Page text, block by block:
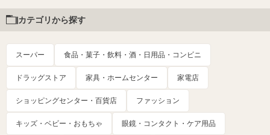
カテゴリから探す
スーパー 食品・菓子・飲料・酒・日用品・コンビニ
ドラッグストア 家具・ホームセンター 家電店
ショッピングセンター・百貨店 ファッション
キッズ・ベビー・おもちゃ 眼鏡・コンタクト・ケア用品